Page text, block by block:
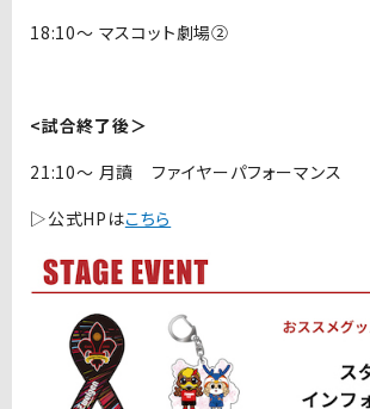
18:10～ マスコット劇場②
<試合終了後＞
21:10～ 月讀 ファイヤーパフォーマンス
▷公式HPはこちら